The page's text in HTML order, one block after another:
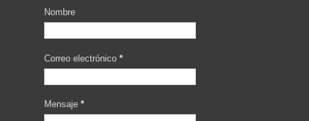
Nombre
Correo electrónico *
Mensaje *